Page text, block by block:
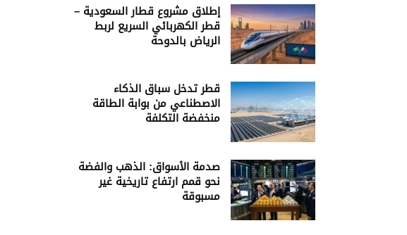
إطلاق مشروع قطار السعودية –
قطر الكهربائي السريع لربط
الرياض بالدوحة
قطر تدخل سباق الذكاء
الاصطناعي من بوابة الطاقة
منخفضة التكلفة
صدمة الأسواق: الذهب والفضة
نحو قمم ارتفاع تاريخية غير
مسبوقة